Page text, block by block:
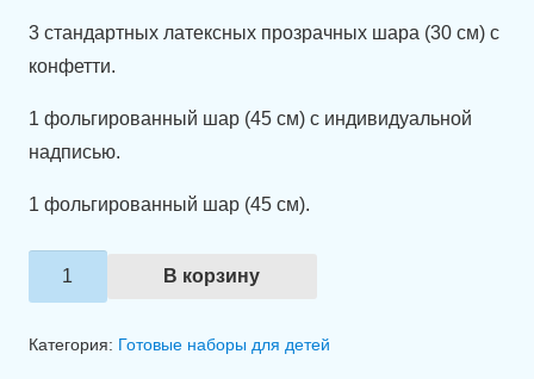
3 стандартных латексных прозрачных шара (30 см) с
конфетти.
1 фольгированный шар (45 см) с индивидуальной
надписью.
1 фольгированный шар (45 см).
Количество
товара
В корзину
Категория: Готовые наборы для детей